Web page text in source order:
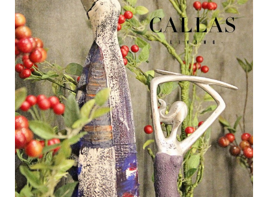
Medan